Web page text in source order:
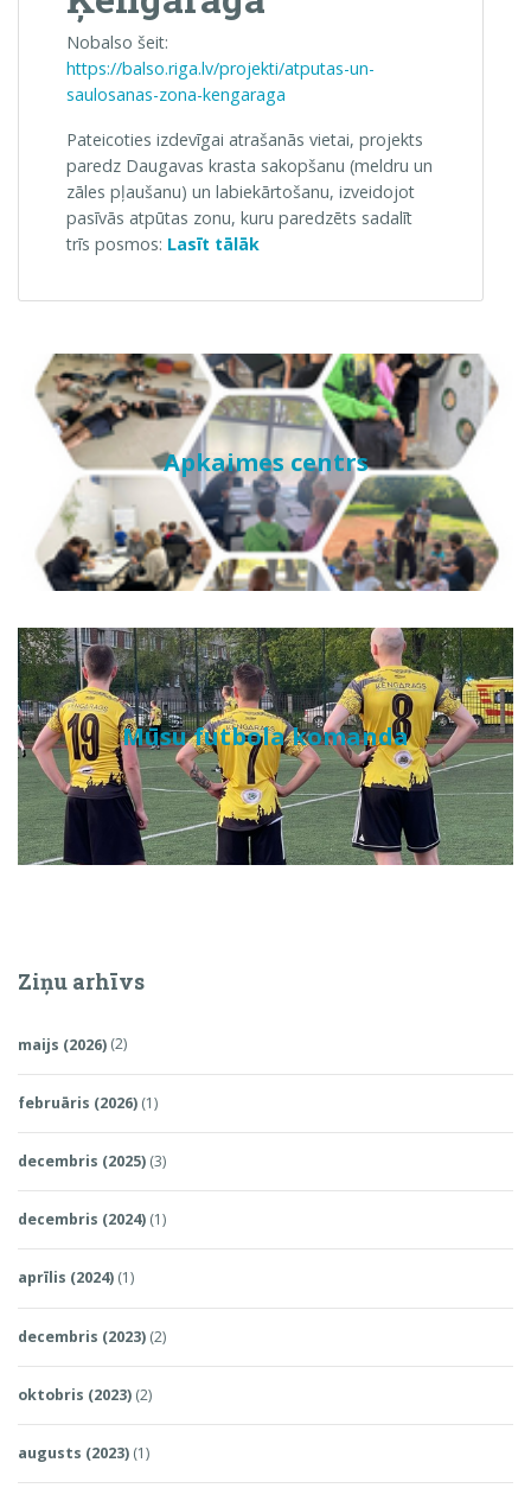
Nobalso šeit:
https://balso.riga.lv/projekti/atputas-un-
saulosanas-zona-kengaraga
Pateicoties izdevīgai atrašanās vietai, projekts
paredz Daugavas krasta sakopšanu (meldru un
zāles pļaušanu) un labiekārtošanu, izveidojot
pasīvās atpūtas zonu, kuru paredzēts sadalīt
trīs posmos: Lasīt tālāk“Balso:
un
Ķengaragā”
Apkaimes centrs
Mūsu futbola komanda
Ziņu arhīvs
maijs (2026) (2)
februāris (2026) (1)
decembris (2025) (3)
decembris (2024) (1)
aprīlis (2024) (1)
decembris (2023) (2)
oktobris (2023) (2)
augusts (2023) (1)